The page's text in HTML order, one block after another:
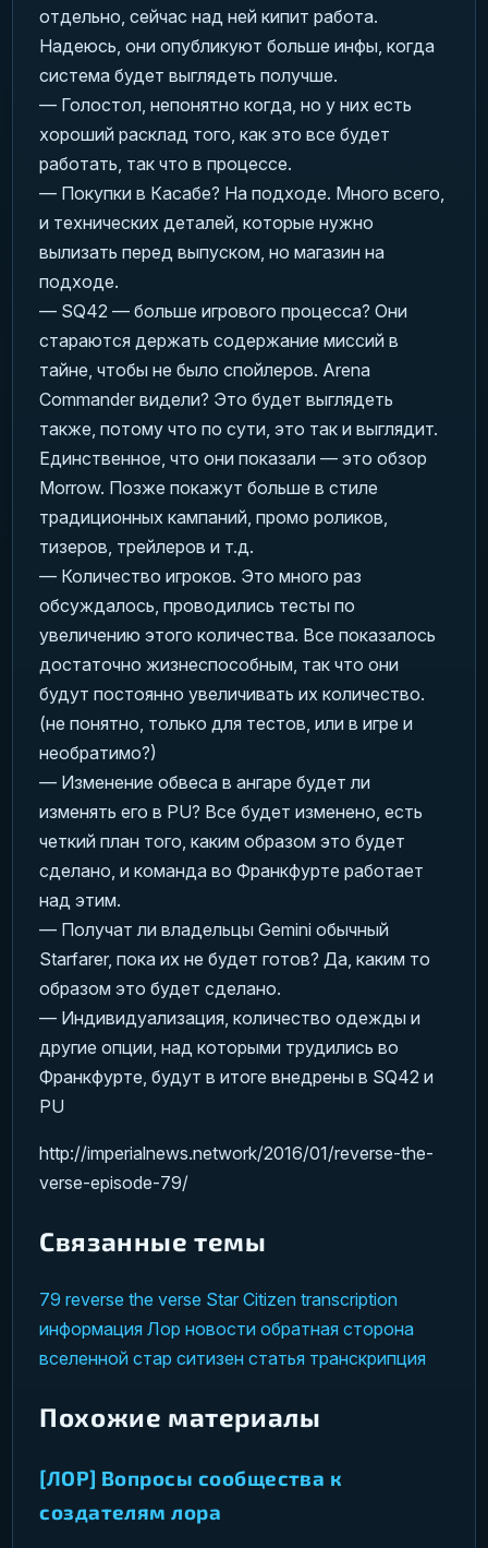
отдельно, сейчас над ней кипит работа.
Надеюсь, они опубликуют больше инфы, когда
система будет выглядеть получше.
— Голостол, непонятно когда, но у них есть
хороший расклад того, как это все будет
работать, так что в процессе.
— Покупки в Касабе? На подходе. Много всего,
и технических деталей, которые нужно
вылизать перед выпуском, но магазин на
подходе.
— SQ42 — больше игрового процесса? Они
стараются держать содержание миссий в
тайне, чтобы не было спойлеров. Arena
Commander видели? Это будет выглядеть
также, потому что по сути, это так и выглядит.
Единственное, что они показали — это обзор
Morrow. Позже покажут больше в стиле
традиционных кампаний, промо роликов,
тизеров, трейлеров и т.д.
— Количество игроков. Это много раз
обсуждалось, проводились тесты по
увеличению этого количества. Все показалось
достаточно жизнеспособным, так что они
будут постоянно увеличивать их количество.
(не понятно, только для тестов, или в игре и
необратимо?)
— Изменение обвеса в ангаре будет ли
изменять его в PU? Все будет изменено, есть
четкий план того, каким образом это будет
сделано, и команда во Франкфурте работает
над этим.
— Получат ли владельцы Gemini обычный
Starfarer, пока их не будет готов? Да, каким то
образом это будет сделано.
— Индивидуализация, количество одежды и
другие опции, над которыми трудились во
Франкфурте, будут в итоге внедрены в SQ42 и
PU
http://imperialnews.network/2016/01/reverse-the-
verse-episode-79/
Связанные темы
79 reverse the verse Star Citizen transcription
информация Лор новости обратная сторона
вселенной стар ситизен статья транскрипция
Похожие материалы
[ЛОР] Вопросы сообщества к
создателям лора